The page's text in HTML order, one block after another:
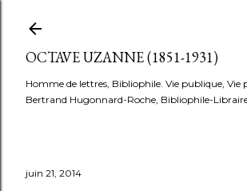
OCTAVE UZANNE (1851-1931)
Homme de lettres, Bibliophile. Vie publique, Vie
Bertrand Hugonnard-Roche, Bibliophile-
juin 21, 2014